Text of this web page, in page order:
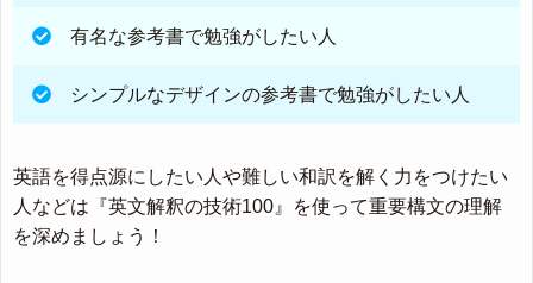
有名な参考書で勉強がしたい人
シンプルなデザインの参考書で勉強がしたい人
英語を得点源にしたい人や難しい和訳を解く力をつけたい
人などは『英文解釈の技術100』を使って重要構文の理解
を深めましょう！